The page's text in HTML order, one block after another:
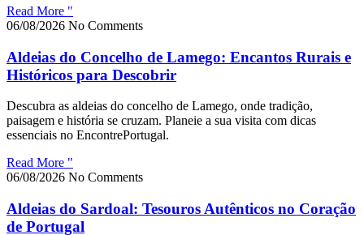
Read More "
06/08/2026 No Comments
Aldeias do Concelho de Lamego: Encantos Rurais e
Históricos para Descobrir
Descubra as aldeias do concelho de Lamego, onde tradição,
paisagem e história se cruzam. Planeie a sua visita com dicas
essenciais no EncontrePortugal.
Read More "
06/08/2026 No Comments
Aldeias do Sardoal: Tesouros Autênticos no Coração
de Portugal